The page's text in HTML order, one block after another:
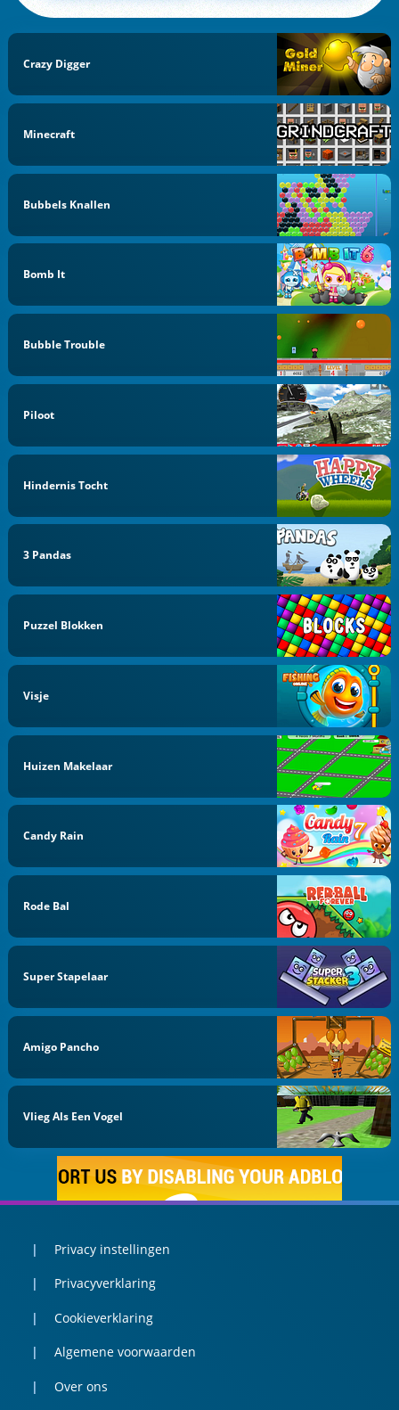
Crazy Digger
Minecraft
Bubbels Knallen
Bomb It
Bubble Trouble
Piloot
Hindernis Tocht
3 Pandas
Puzzel Blokken
Visje
Huizen Makelaar
Candy Rain
Rode Bal
Super Stapelaar
Amigo Pancho
Vlieg Als Een Vogel
Privacy instellingen
Privacyverklaring
Cookieverklaring
Algemene voorwaarden
Over ons